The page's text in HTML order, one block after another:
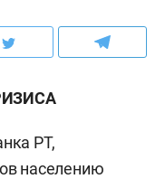
РТ,
населению